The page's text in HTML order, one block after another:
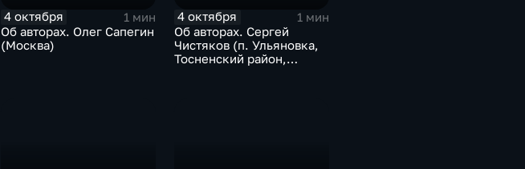
4 октября
1 мин
Об авторах. Олег Сапегин
(Москва)
4 октября
1 мин
Об авторах. Сергей
Чистяков (п. Ульяновка,
Тосненский район,